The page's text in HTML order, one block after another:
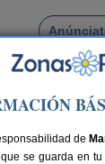
pueblo
de de
se guarda en